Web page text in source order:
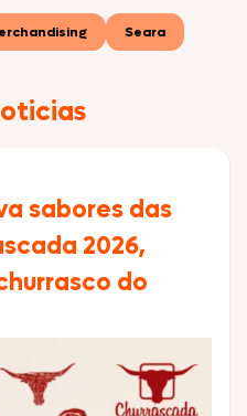
Seara
sabores das
2026,
do